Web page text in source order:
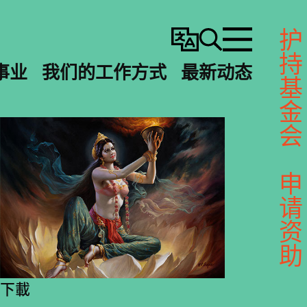
变
搜
寻
选
单
业 我们的工作方式 最新动态
下載
护持基金会
申请资助